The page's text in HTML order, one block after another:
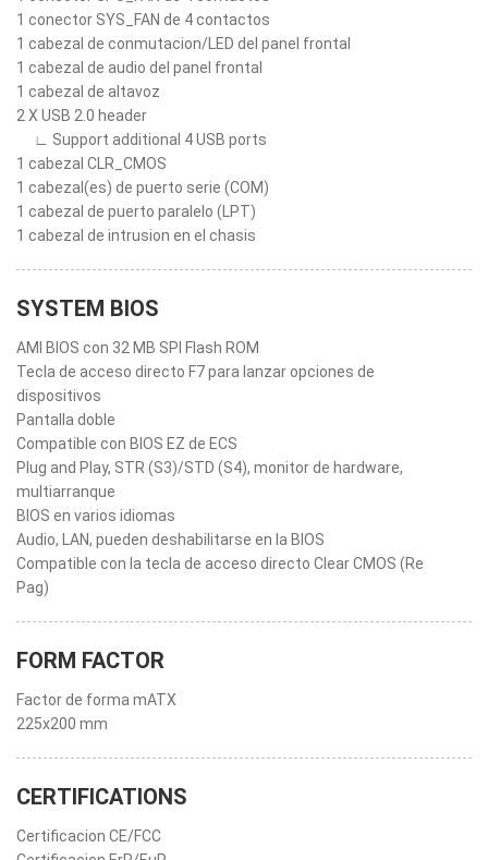
1 conector SYS_FAN de 4 contactos
1 cabezal de conmutacion/LED del panel frontal
1 cabezal de audio del panel frontal
1 cabezal de altavoz
2 X USB 2.0 header
∟ Support additional 4 USB ports
1 cabezal CLR_CMOS
1 cabezal(es) de puerto serie (COM)
1 cabezal de puerto paralelo (LPT)
1 cabezal de intrusion en el chasis
SYSTEM BIOS
AMI BIOS con 32 MB SPI Flash ROM
Tecla de acceso directo F7 para lanzar opciones de
dispositivos
Pantalla doble
Compatible con BIOS EZ de ECS
Plug and Play, STR (S3)/STD (S4), monitor de hardware,
multiarranque
BIOS en varios idiomas
Audio, LAN, pueden deshabilitarse en la BIOS
Compatible con la tecla de acceso directo Clear CMOS (Re
Pag)
FORM FACTOR
Factor de forma mATX
225x200 mm
CERTIFICATIONS
Certificacion CE/FCC